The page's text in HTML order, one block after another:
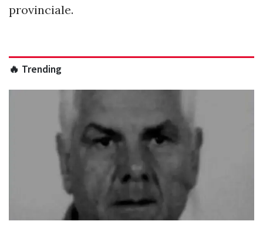
provinciale.
🔥 Trending